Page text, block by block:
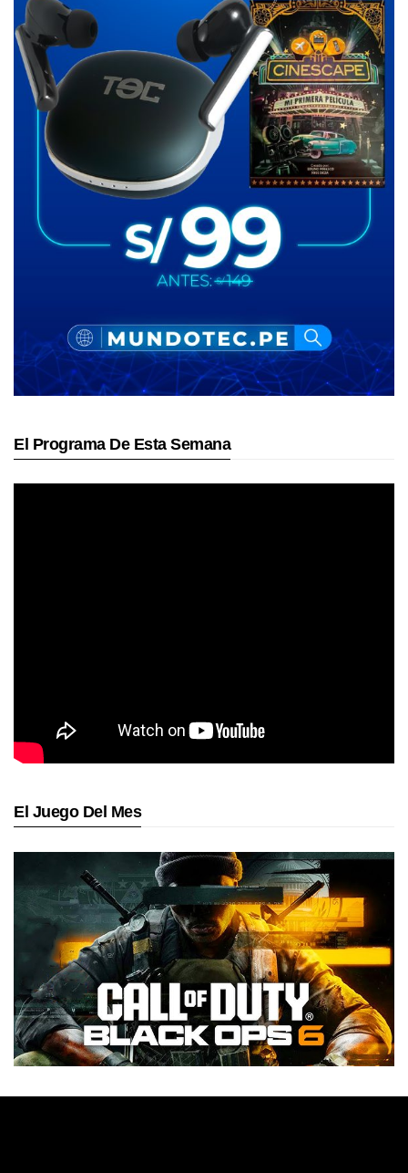
El Programa De Esta Semana
El Juego Del Mes